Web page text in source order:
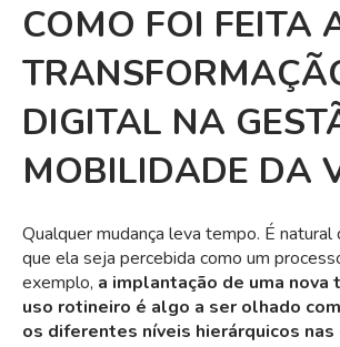
COMO FOI FEITA
DIGITAL NA
MOBILIDADE DA
Qualquer mudança leva tempo. É natural
que ela seja percebida como um
exemplo, a implantação de uma nova
uso rotineiro é algo a ser olhado
os diferentes níveis hierárquicos nas